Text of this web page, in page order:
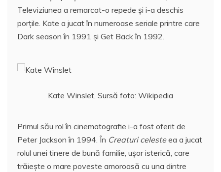
Televiziunea a remarcat-o repede şi i-a deschis
porţile. Kate a jucat în numeroase seriale printre care
Dark season în 1991 şi Get Back în 1992.
Kate Winslet, Sursă foto: Wikipedia
Primul său rol în cinematografie i-a fost oferit de
Peter Jackson în 1994. În Creaturi celesteea a jucat
rolul unei tinere de bună familie, uşor isterică, care
trăieşte o mare poveste amoroasă cu una dintre